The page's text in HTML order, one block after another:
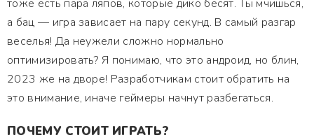
тоже есть пара ляпов, которые дико бесят. Ты мчишься,
а бац — игра зависает на пару секунд. В самый разгар
веселья! Да неужели сложно нормально
оптимизировать? Я понимаю, что это андроид, но блин,
2023 же на дворе! Разработчикам стоит обратить на
это внимание, иначе геймеры начнут разбегаться.
ПОЧЕМУ СТОИТ ИГРАТЬ?